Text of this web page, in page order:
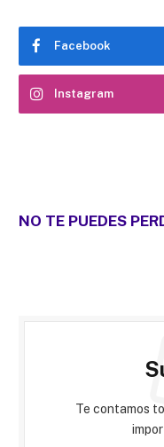
Facebook
Instagram
NO TE PUEDES
Te contamos